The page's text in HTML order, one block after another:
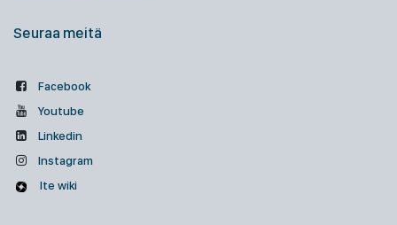
Seuraa meitä
Facebook
Youtube
Linkedin
Instagram
Ite wiki